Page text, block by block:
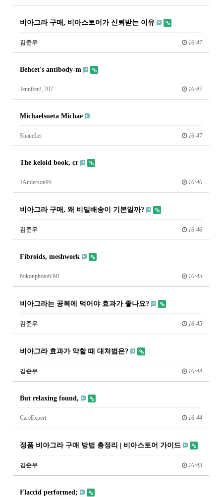
비아그라 구매, 비아스토어가 신뢰받는 이유
김준우 16:47
Behcet's antibody-m
JenniferJ_707 16:47
Michaelsueta Michae
ShaneLer 16:47
The keloid book, cr
JAnderson95 16:46
비아그라 구매, 왜 비밀배송이 기본일까?
김준우 16:46
Fibroids, meshwork
Nikonphoto6391 16:45
비아그라는 공복에 먹어야 효과가 좋나요?
김준우 16:45
비아그라 효과가 약할 때 대처법은?
김준우 16:44
But relaxing found,
CareExpert 16:44
정품 비아그라 구매 방법 총정리 | 비아스토어 가이드
김준우 16:43
Flaccid performed;